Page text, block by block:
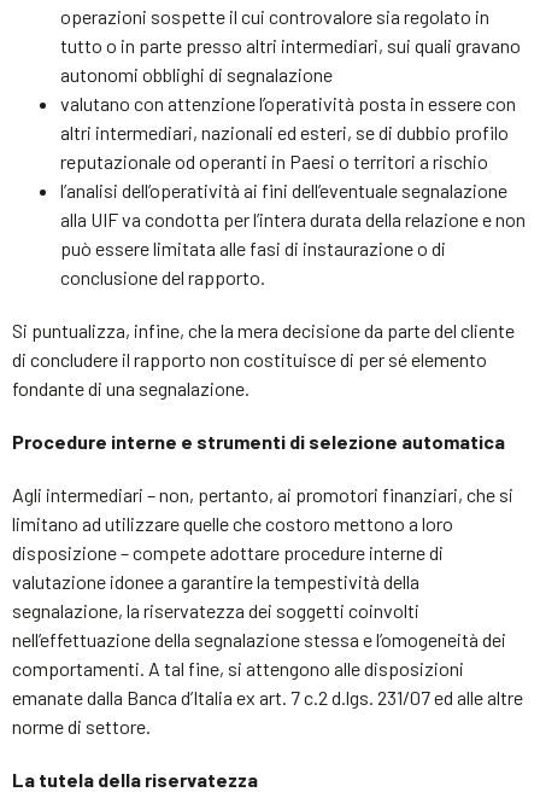
operazioni sospette il cui controvalore sia regolato in
tutto o in parte presso altri intermediari, sui quali gravano
autonomi obblighi di segnalazione
valutano con attenzione l’operatività posta in essere con
altri intermediari, nazionali ed esteri, se di dubbio profilo
reputazionale od operanti in Paesi o territori a rischio
l’analisi dell’operatività ai fini dell’eventuale segnalazione
alla UIF va condotta per l’intera durata della relazione e non
può essere limitata alle fasi di instaurazione o di
conclusione del rapporto.
Si puntualizza, infine, che la mera decisione da parte del cliente
di concludere il rapporto non costituisce di per sé elemento
fondante di una segnalazione.
Procedure interne e strumenti di selezione automatica
Agli intermediari – non, pertanto, ai promotori finanziari, che si
limitano ad utilizzare quelle che costoro mettono a loro
disposizione – compete adottare procedure interne di
valutazione idonee a garantire la tempestività della
segnalazione, la riservatezza dei soggetti coinvolti
nell’effettuazione della segnalazione stessa e l’omogeneità dei
comportamenti. A tal fine, si attengono alle disposizioni
emanate dalla Banca d’Italia ex art. 7 c.2 d.lgs. 231/07 ed alle altre
norme di settore.
La tutela della riservatezza